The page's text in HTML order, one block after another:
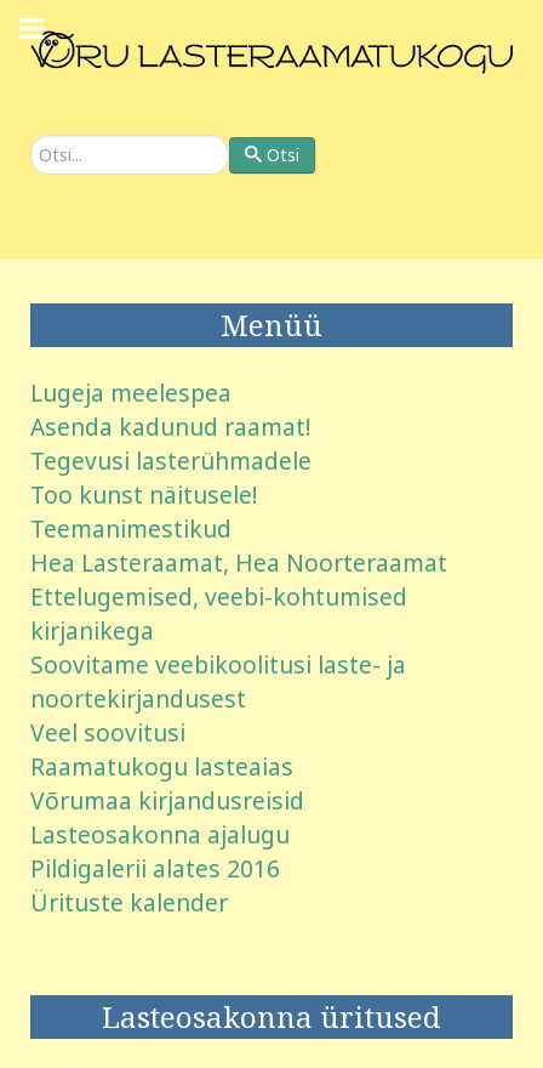
Otsi Otsi
Menüü
Lugeja meelespea
Asenda kadunud raamat!
Tegevusi lasterühmadele
Too kunst näitusele!
Teemanimestikud
Hea Lasteraamat, Hea Noorteraamat
Ettelugemised, veebi-kohtumised
kirjanikega
Soovitame veebikoolitusi laste- ja
noortekirjandusest
Veel soovitusi
Raamatukogu lasteaias
Võrumaa kirjandusreisid
Lasteosakonna ajalugu
Pildigalerii alates 2016
Ürituste kalender
Lasteosakonna üritused